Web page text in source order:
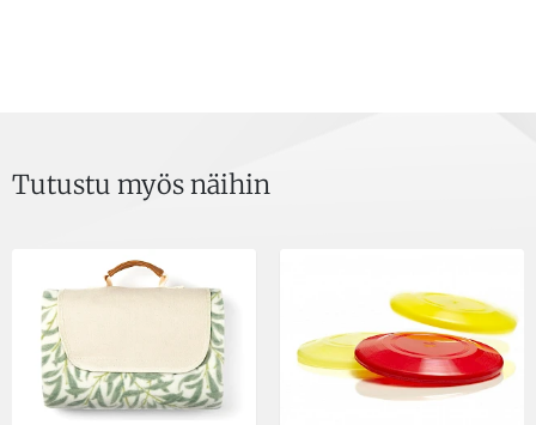
Tutustu myös näihin